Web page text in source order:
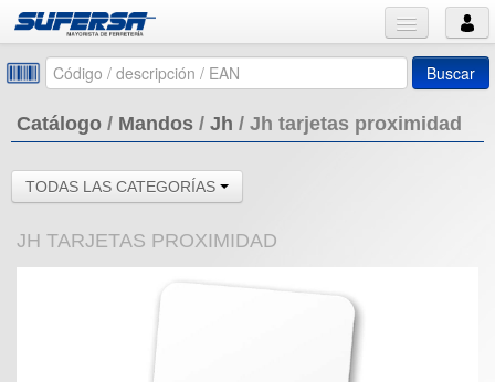
Buscar
Catálogo / Mandos / Jh / Jh tarjetas proximidad
TODAS LAS CATEGORÍAS
JH TARJETAS PROXIMIDAD